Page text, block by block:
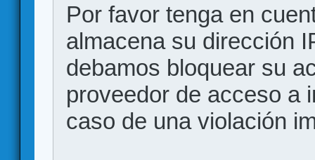
Por favor tenga en
almacena su dirección
debamos bloquear su
proveedor de acceso a
caso de una violación